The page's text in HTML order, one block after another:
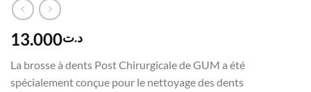
د.ت13.000
La brosse à dents Post Chirurgicale de GUM a été
spécialement conçue pour le nettoyage des dents